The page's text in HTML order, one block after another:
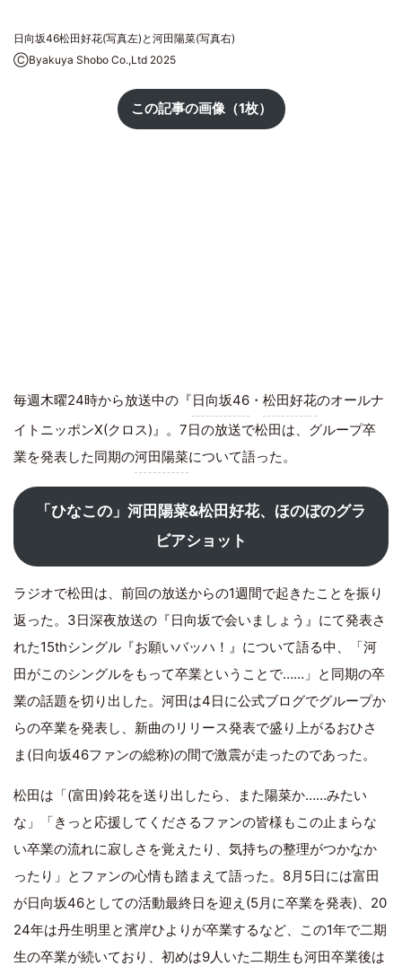
日向坂46松田好花(写真左)と河田陽菜(写真右)
ⒸByakuya Shobo Co.,Ltd 2025
この記事の画像（1枚）
毎週木曜24時から放送中の『日向坂46 ・ 松田好花のオールナ
イトニッポンX(クロス)』。7日の放送で松田は、グループ卒
業を発表した同期の河田陽菜について語った。
「ひなこの」河田陽菜&松田好花、ほのぼのグラ
ビアショット
ラジオで松田は、前回の放送からの1週間で起きたことを振り
返った。3日深夜放送の『日向坂で会いましょう』にて発表さ
れた15thシングル『お願いバッハ！』について語る中、「河
田がこのシングルをもって卒業ということで……」と同期の卒
業の話題を切り出した。河田は4日に公式ブログでグループか
らの卒業を発表し、新曲のリリース発表で盛り上がるおひさ
ま(日向坂46ファンの総称)の間で激震が走ったのであった。
松田は「(富田)鈴花を送り出したら、また陽菜か……みたい
な」「きっと応援してくださるファンの皆様もこの止まらな
い卒業の流れに寂しさを覚えたり、気持ちの整理がつかなか
ったり」とファンの心情も踏まえて語った。8月5日には富田
が日向坂46としての活動最終日を迎え(5月に卒業を発表)、20
24年は丹生明里と濱岸ひよりが卒業するなど、この1年で二期
生の卒業が続いており、初めは9人いた二期生も河田卒業後は